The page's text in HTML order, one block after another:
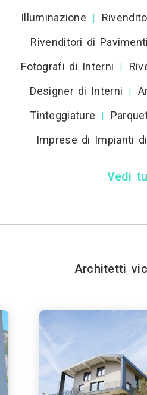
Illuminazione
|
Rivenditori di
Fotografi di Interni |
Designer di Interni |
Tinteggiature
|
Imprese di Impianti
Vedi
Architetti